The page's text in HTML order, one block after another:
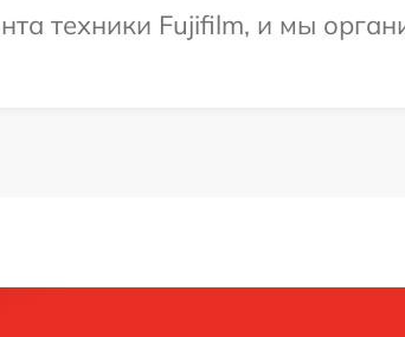
техники Fujifilm, и мы